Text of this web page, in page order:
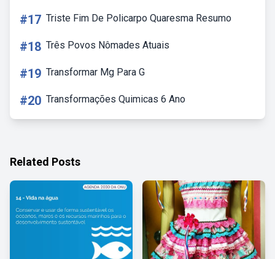
#17 Triste Fim De Policarpo Quaresma Resumo
#18 Três Povos Nômades Atuais
#19 Transformar Mg Para G
#20 Transformações Quimicas 6 Ano
Related Posts